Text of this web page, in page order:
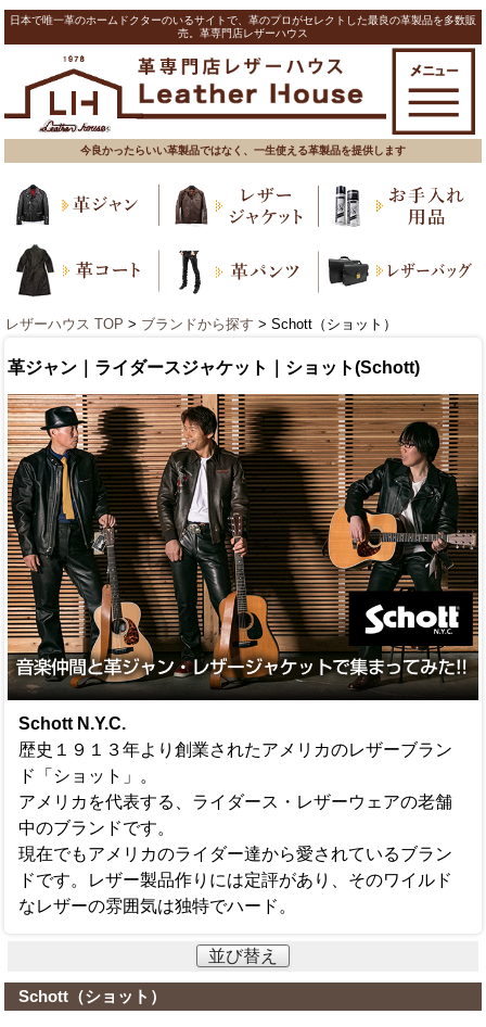
日本で唯一革のホームドクターのいるサイトで、革のプロがセレクトした最良の革製品を多数販
売。革専門店レザーハウス
今良かったらいい革製品ではなく、一生使える革製品を提供します
レザーハウス TOP > ブランドから探す > Schott（ショット）
革ジャン｜ライダースジャケット｜ショット(Schott)
Schott N.Y.C.
歴史１９１３年より創業されたアメリカのレザーブラン
ド「ショット」。
アメリカを代表する、ライダース・レザーウェアの老舗
中のブランドです。
現在でもアメリカのライダー達から愛されているブラン
ドです。レザー製品作りには定評があり、そのワイルド
なレザーの雰囲気は独特でハード。
並び替え
Schott（ショット）